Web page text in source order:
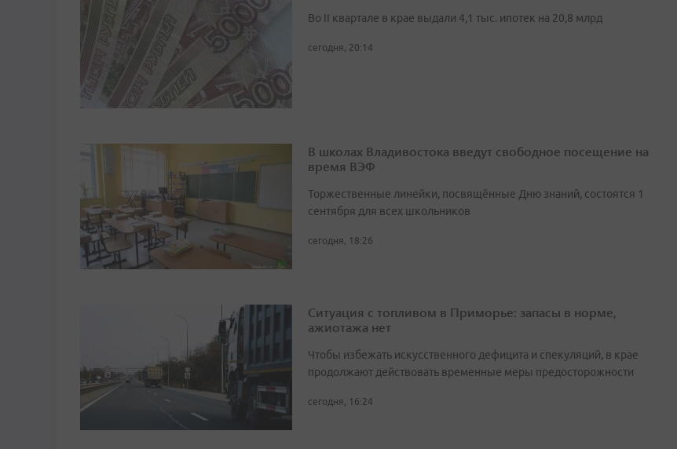
Во II квартале в крае выдали 4,1 тыс. ипотек на 20,8 млрд
сегодня, 20:14
В школах Владивостока введут свободное посещение на
время ВЭФ
Торжественные линейки, посвящённые Дню знаний, состоятся 1
сентября для всех школьников
сегодня, 18:26
Ситуация с топливом в Приморье: запасы в норме,
ажиотажа нет
Чтобы избежать искусственного дефицита и спекуляций, в крае
продолжают действовать временные меры предосторожности
сегодня, 16:24